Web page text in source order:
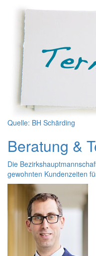
Quelle: BH Schärding
Beratung &
Die
gewohnten Kundenzeiten